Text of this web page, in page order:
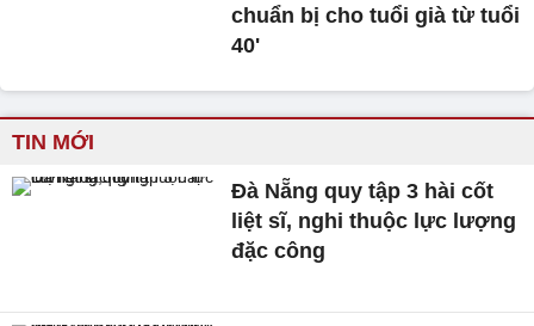
chuẩn bị cho tuổi già từ tuổi
40'
TIN MỚI
Đà Nẵng quy tập 3 hài cốt
liệt sĩ, nghi thuộc lực lượng
đặc công